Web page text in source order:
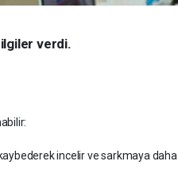
verdi.
incelir ve sarkmaya daha